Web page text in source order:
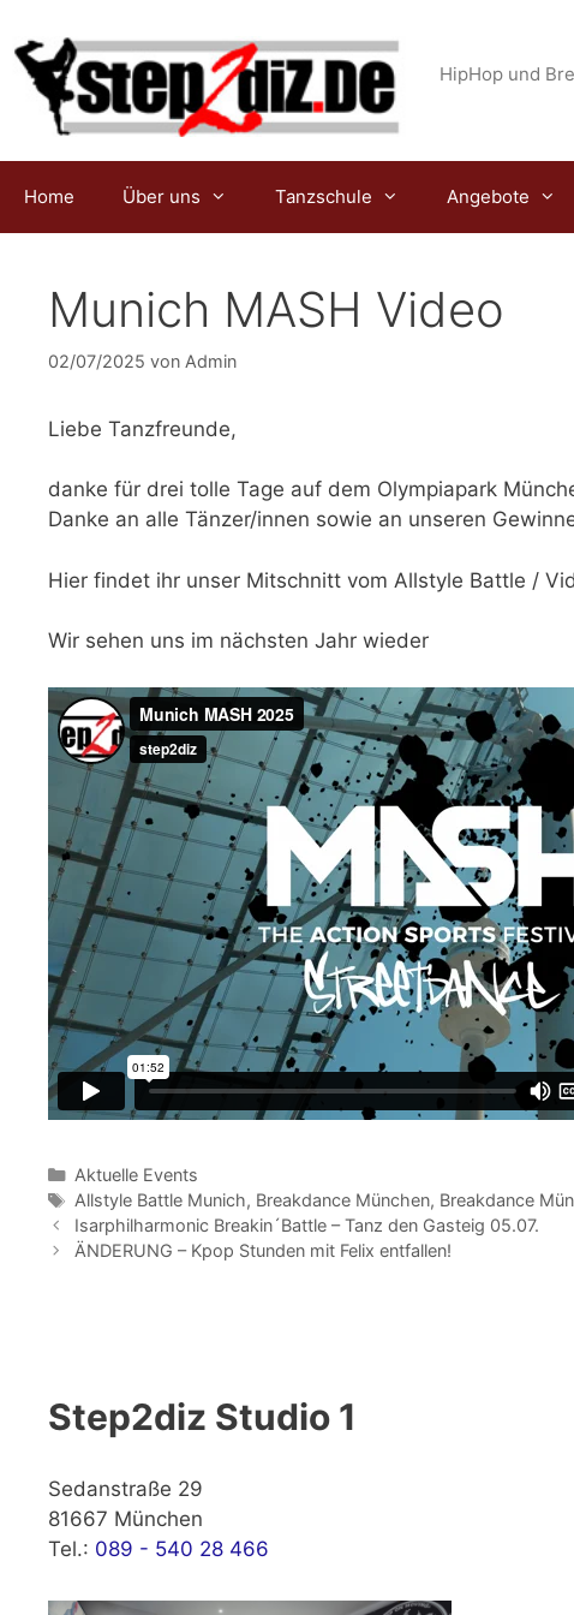
Inhalt
springen
HipHop und
Home Über uns Tanzschule Angebote
Munich MASH Video
02/07/2025 von Admin
Liebe Tanzfreunde,
danke für drei tolle Tage auf dem Olympiapark
Danke an alle Tänzer/innen sowie an unseren
Hier findet ihr unser Mitschnitt vom Allstyle Battle /
Wir sehen uns im nächsten Jahr wieder
Kategorien
Aktuelle Events
Schlagwörter
Allstyle Battle Munich, Breakdance München, Breakdance
Isarphilharmonic Breakin´Battle – Tanz den Gasteig 05.07.
ÄNDERUNG – Kpop Stunden mit Felix entfallen!
Step2diz Studio 1
Sedanstraße 29
81667 München
Tel.: 089 - 540 28 466